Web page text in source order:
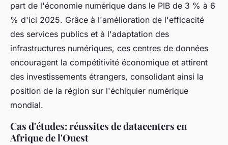
part de l'économie numérique dans le PIB de 3 % à 6
% d'ici 2025. Grâce à l'amélioration de l'efficacité
des services publics et à l'adaptation des
infrastructures numériques, ces centres de données
encouragent la compétitivité économique et attirent
des investissements étrangers, consolidant ainsi la
position de la région sur l'échiquier numérique
mondial.
Cas d'études: réussites de datacenters en
Afrique de l'Ouest